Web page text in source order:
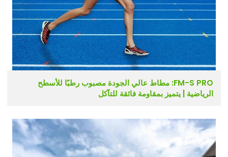
FM-S PRO: مطاط عالي الجودة مصبوب رطبًا للأسطح
الرياضية | يتميز بمقاومة فائقة للتآكل